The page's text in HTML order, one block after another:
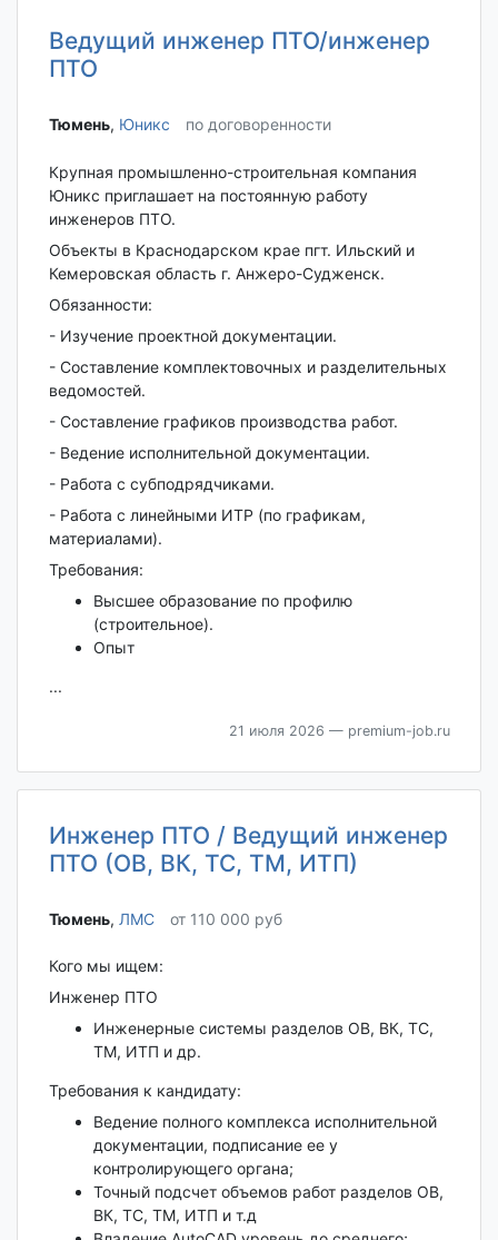
Ведущий инженер ПТО/инженер
ПТО
Тюмень‎, Юникс по договоренности
Крупная промышленно-строительная компания
Юникс приглашает на постоянную работу
инженеров ПТО.
Объекты в Краснодарском крае пгт. Ильский и
Кемеровская область г. Анжеро-Судженск.
Обязанности:
- Изучение проектной документации.
- Составление комплектовочных и разделительных
ведомостей.
- Составление графиков производства работ.
- Ведение исполнительной документации.
- Работа с субподрядчиками.
- Работа с линейными ИТР (по графикам,
материалами).
Требования:
Высшее образование по профилю
(строительное).
Опыт
...
21 июля 2026 — premium-job.ru
Инженер ПТО / Ведущий инженер
ПТО (ОВ, ВК, ТС, ТМ, ИТП)
Тюмень‎, ЛМС от 110 000 руб
Кого мы ищем:
Инженер ПТО
Инженерные системы разделов ОВ, ВК, ТС,
ТМ, ИТП и др.
Требования к кандидату:
Ведение полного комплекса исполнительной
документации, подписание ее у
контролирующего органа;
Точный подсчет объемов работ разделов ОВ,
ВК, ТС, ТМ, ИТП и т.д